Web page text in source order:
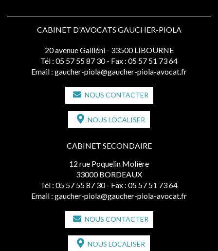
CABINET D'AVOCATS GAUCHER-PIOLA
20 avenue Galliéni - 33500 LIBOURNE
Tél : 05 57 55 87 30 - Fax : 05 57 51 73 64
Email : gaucher-piola@gaucher-piola-avocat.fr
NOUS CONTACTER
NOUS LOCALISER
CABINET SECONDAIRE
12 rue Poquelin Molière
33000 BORDEAUX
Tél : 05 57 55 87 30 - Fax : 05 57 51 73 64
Email : gaucher-piola@gaucher-piola-avocat.fr
NOUS CONTACTER
NOUS LOCALISER